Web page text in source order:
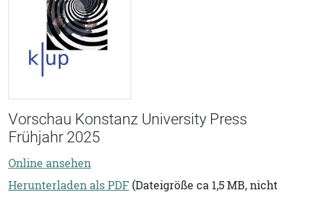
Vorschau Konstanz University Press
Frühjahr 2025
Online ansehen
Herunterladen als PDF (Dateigröße ca 1,5 MB, nicht